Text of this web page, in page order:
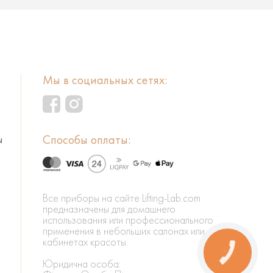
Мы в социальных сетях:
Способы оплаты:
Все приборы на сайте Lifting-Lab.com
предназначены для домашнего
использования или профессионального
применения в небольших салонах или
кабинетах красоты.
Юридична особа:
КНОПКА
ЗВ'ЯЗКУ